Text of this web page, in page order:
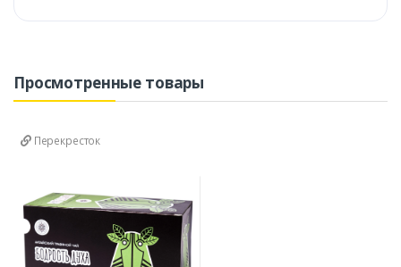
Просмотренные товары
Перекресток